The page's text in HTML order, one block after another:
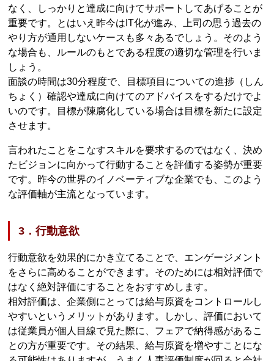
なく、しっかりと達成に向けてサポートしてあげることが
重要です。とはいえ昨今はIT化が進み、上司の思う過去の
やり方が通用しないケースも多々あるでしょう。そのよう
な場合も、ルールのもとである程度の適切な管理を行いま
しょう。
面談の時間は30分程度で、目標項目についての進捗（しん
ちょく）確認や達成に向けてのアドバイスをするだけでよ
いのです。目標が陳腐化している場合は目標を新たに設定
させます。
言われたことをこなすスキルを要求するのではなく、決め
たビジョンに向かって行動することを評価する姿勢が重要
です。昨今の世界のイノベーティブな企業でも、このよう
な評価軸が主流となっています。
3．行動意欲
行動意欲を効果的にかき立てることで、エンゲージメント
をさらに高めることができます。そのためには相対評価で
はなく絶対評価にすることをおすすめします。
相対評価は、企業側にとっては給与原資をコントロールし
やすいというメリットがあります。しかし、評価において
は従業員が個人目線で見た際に、フェアで納得感があるこ
との方が重要です。その結果、給与原資を増やすことにな